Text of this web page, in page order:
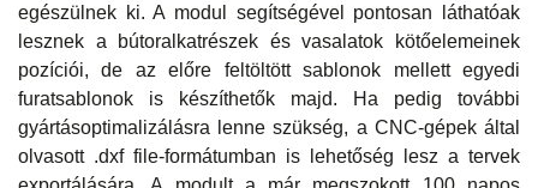
egészülnek ki. A modul segítségével pontosan láthatóak
lesznek a bútoralkatrészek és vasalatok kötőelemeinek
pozíciói, de az előre feltöltött sablonok mellett egyedi
furatsablonok is készíthetők majd. Ha pedig további
gyártásoptimalizálásra lenne szükség, a CNC-gépek által
olvasott .dxf file-formátumban is lehetőség lesz a tervek